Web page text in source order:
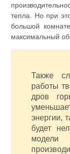
тепла. Но при
большой
максимальный
Также
работы
дров
энергии,
будет